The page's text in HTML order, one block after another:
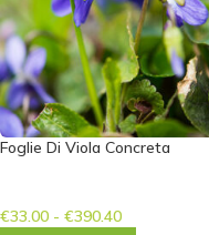
Foglie Di Viola Concreta
€33.00 - €390.40